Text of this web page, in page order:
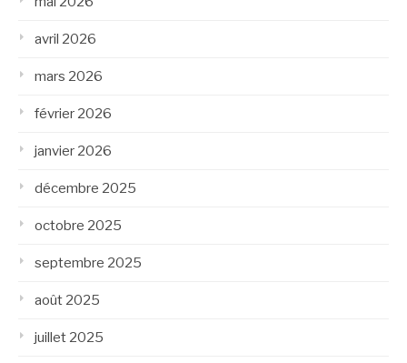
avril 2026
mars 2026
février 2026
janvier 2026
décembre 2025
octobre 2025
septembre 2025
août 2025
juillet 2025